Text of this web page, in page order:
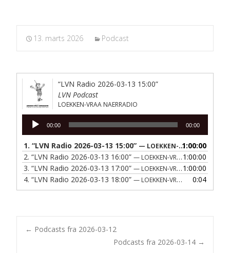
13. marts 2026 Podcast
“LVN Radio 2026-03-13 15:00”
LVN Podcast
LOEKKEN-VRAA NAERRADIO
Lydafspiller
00:00 00:00
1. “LVN Radio 2026-03-13 15:00” — LOEKKEN-VRAA NAERRADIO 1:00:00
2. “LVN Radio 2026-03-13 16:00” — LOEKKEN-VRAA NAERRADIO
1:00:00
3. “LVN Radio 2026-03-13 17:00” — LOEKKEN-VRAA NAERRADIO
1:00:00
4. “LVN Radio 2026-03-13 18:00” — LOEKKEN-VRAA NAERRADIO 0:04
Post
← Podcasts fra 2026-03-12
Podcasts fra 2026-03-14 →